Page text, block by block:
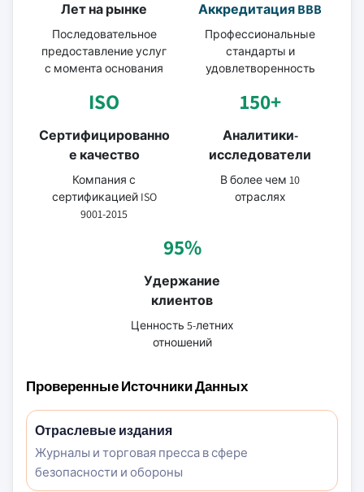
Лет на рынке
Последовательное
предоставление услуг
с момента основания
Аккредитация BBB
Профессиональные
стандарты и
удовлетворенность
ISO
Сертифицированно
е качество
Компания с
сертификацией ISO
9001-2015
150+
Аналитики-
исследователи
В более чем 10
отраслях
95%
Удержание
клиентов
Ценность 5-летних
отношений
Проверенные Источники Данных
Отраслевые издания
Журналы и торговая пресса в сфере
безопасности и обороны